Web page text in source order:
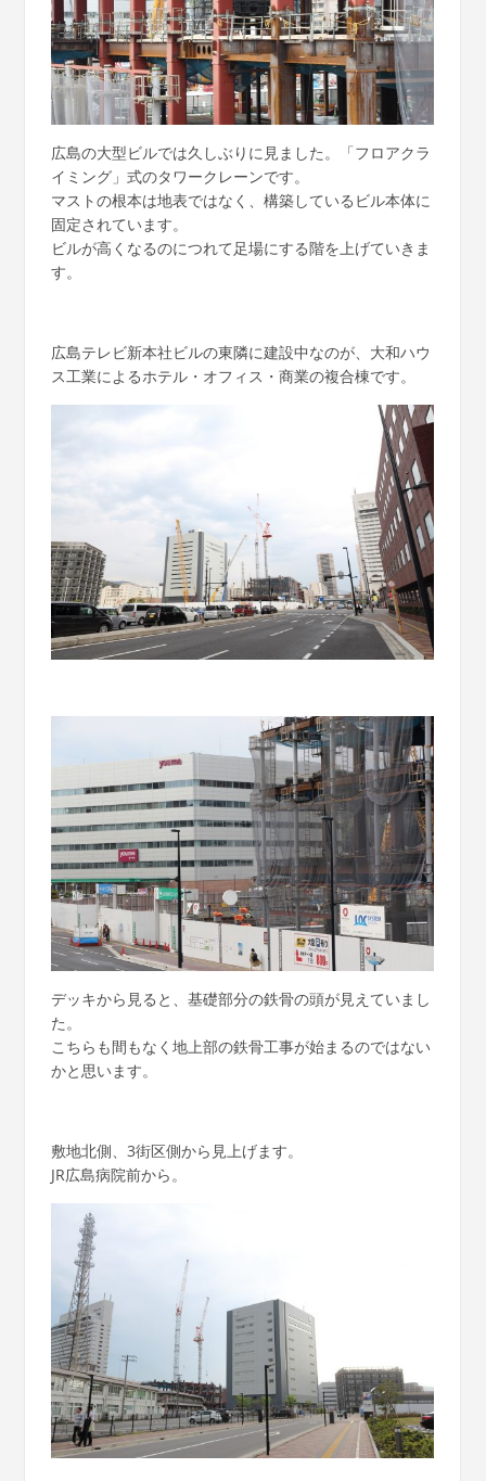
広島の大型ビルでは久しぶりに見ました。「フロアクラ
イミング」式のタワークレーンです。
マストの根本は地表ではなく、構築しているビル本体に
固定されています。
ビルが高くなるのにつれて足場にする階を上げていきま
す。
広島テレビ新本社ビルの東隣に建設中なのが、大和ハウ
ス工業によるホテル・オフィス・商業の複合棟です。
デッキから見ると、基礎部分の鉄骨の頭が見えていまし
た。
こちらも間もなく地上部の鉄骨工事が始まるのではない
かと思います。
敷地北側、3街区側から見上げます。
JR広島病院前から。